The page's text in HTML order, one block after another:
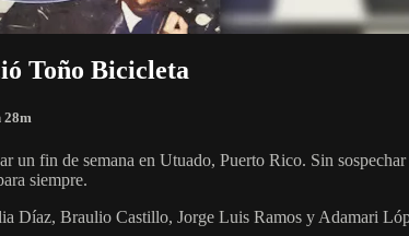
Toño Bicicleta
28m
un fin de semana en Utuado, Puerto Rico. Sin
siempre.
Díaz, Braulio Castillo, Jorge Luis Ramos y Adamari